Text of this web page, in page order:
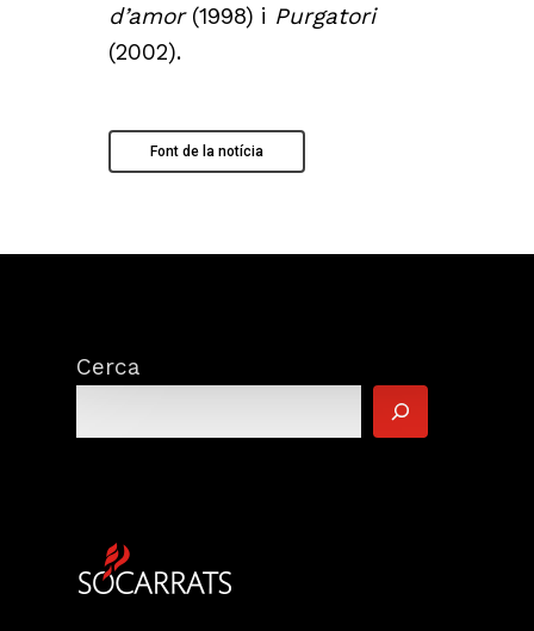
d’amor(1998) i Purgatori
(2002).
Font de la notícia
Cerca